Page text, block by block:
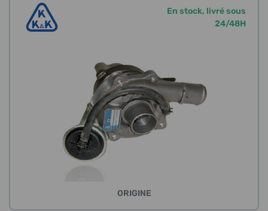
En stock, livré sous
24/48H
ORIGINE